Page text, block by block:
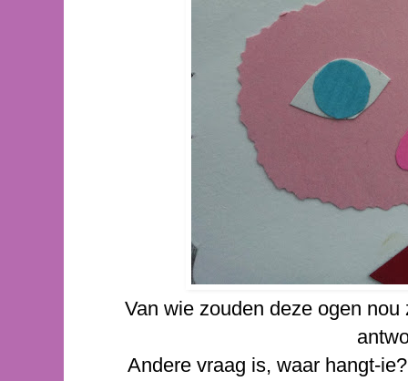
Van wie zouden deze ogen
Andere vraag is, waar hangt-